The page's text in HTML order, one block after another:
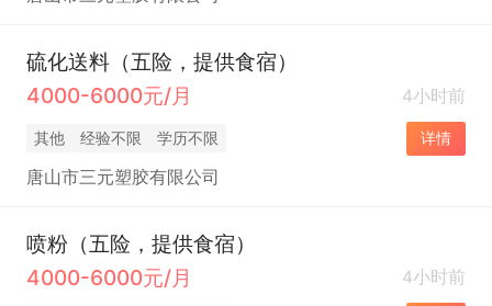
硫化送料（五险，提供食宿）
4000-6000元/月
4小时前
其他 经验不限 学历不限 详情
唐山市三元塑胶有限公司
喷粉（五险，提供食宿）
4000-6000元/月
4小时前